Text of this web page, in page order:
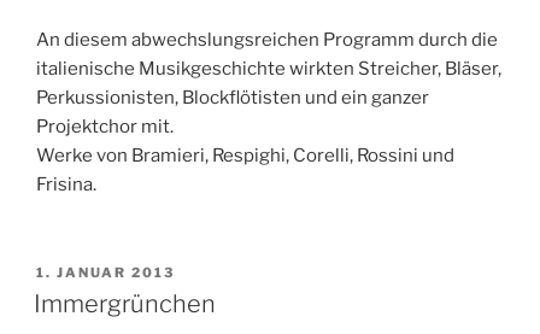
An diesem abwechslungsreichen Programm durch die
italienische Musikgeschichte wirkten Streicher, Bläser,
Perkussionisten, Blockflötisten und ein ganzer
Projektchor mit.
Werke von Bramieri, Respighi, Corelli, Rossini und
Frisina.
VERÖFFENTLICHT
AM
1. JANUAR 2013
Immergrünchen